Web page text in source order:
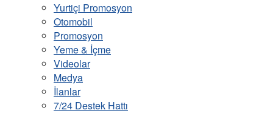
Yurtiçi Promosyon
Otomobil
Promosyon
Yeme & İçme
Videolar
Medya
İlanlar
7/24 Destek Hattı